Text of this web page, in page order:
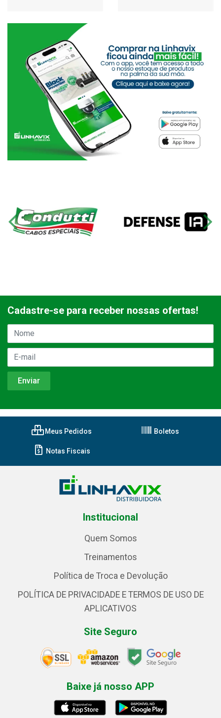
Cadastre-se para receber nossas ofertas!
Meus Pedidos Boletos
Notas Fiscais
Institucional
Quem Somos
Treinamentos
Política de Troca e Devolução
POLÍTICA DE PRIVACIDADE E TERMOS DE USO DE
APLICATIVOS
Site Seguro
Baixe já nosso APP